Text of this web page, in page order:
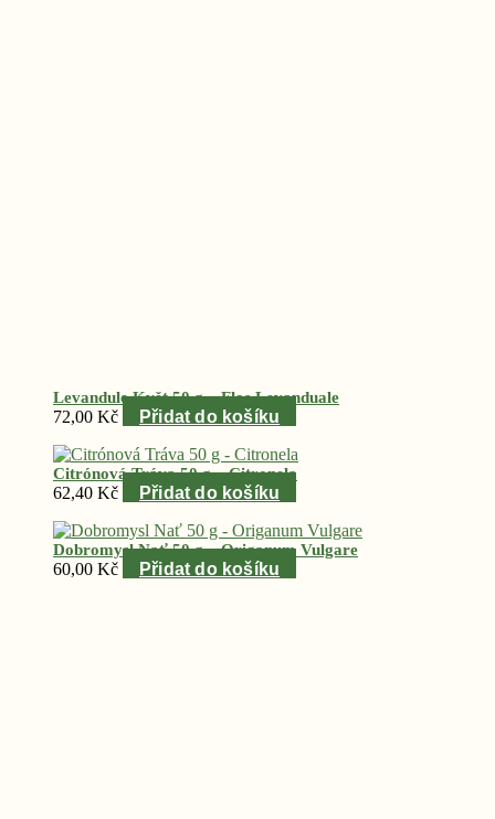
Levandule Květ 50 g – Flos Levanduale
72,00 Kč Přidat do košíku
Citrónová Tráva 50 g – Citronela
62,40 Kč Přidat do košíku
Dobromysl Nať 50 g – Origanum Vulgare
60,00 Kč Přidat do košíku